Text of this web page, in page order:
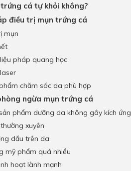
cá tự khỏi không?
điều trị mụn trứng cá
mụn
pháp quang học
chăm sóc da phù hợp
ngừa mụn trứng cá
phẩm dưỡng da không gây kích ứng
xuyên
dầu trên da
mỹ phẩm quá nhiều
hoạt lành mạnh